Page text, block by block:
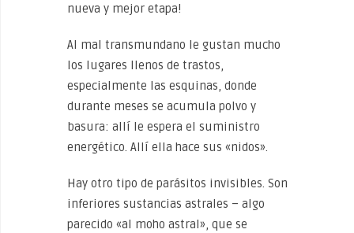
nueva y mejor etapa!
Al mal transmundano le gustan mucho
los lugares llenos de trastos,
especialmente las esquinas, donde
durante meses se acumula polvo y
basura: allí le espera el suministro
energético. Allí ella hace sus «nidos».
Hay otro tipo de parásitos invisibles. Son
inferiores sustancias astrales – algo
parecido «al moho astral», que se